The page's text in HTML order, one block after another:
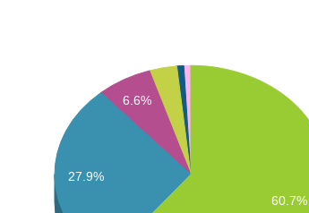
6.6%
27.9%
60.7%